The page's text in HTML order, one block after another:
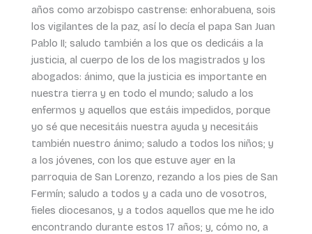
años como arzobispo castrense: enhorabuena, sois
los vigilantes de la paz, así lo decía el papa San Juan
Pablo II; saludo también a los que os dedicáis a la
justicia, al cuerpo de los de los magistrados y los
abogados: ánimo, que la justicia es importante en
nuestra tierra y en todo el mundo; saludo a los
enfermos y aquellos que estáis impedidos, porque
yo sé que necesitáis nuestra ayuda y necesitáis
también nuestro ánimo; saludo a todos los niños; y
a los jóvenes, con los que estuve ayer en la
parroquia de San Lorenzo, rezando a los pies de San
Fermín; saludo a todos y a cada uno de vosotros,
fieles diocesanos, y a todos aquellos que me he ido
encontrando durante estos 17 años; y, cómo no, a